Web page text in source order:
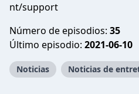
nt/support
Número de episodios: 35
Último episodio: 2021-06-10
Noticias Noticias de